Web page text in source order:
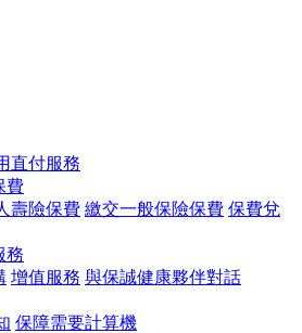
直付服務
費
壽險保費 繳交一般保險保費 保費兌
務
增值服務 與保誠健康夥伴對話
保障需要計算機